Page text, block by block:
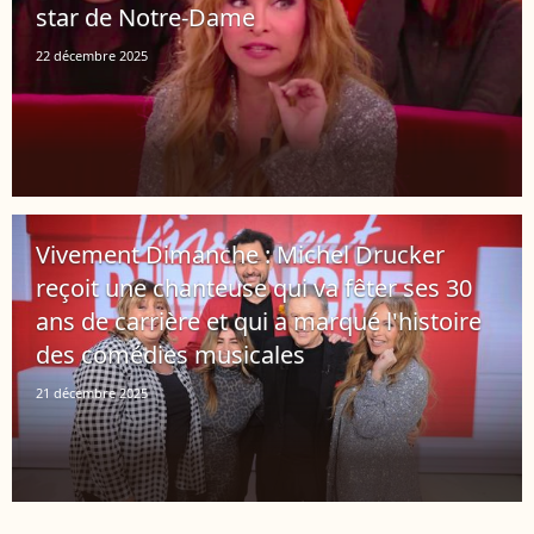
star de Notre-Dame
22 décembre 2025
Vivement Dimanche : Michel Drucker
reçoit une chanteuse qui va fêter ses 30
ans de carrière et qui a marqué l'histoire
des comédies musicales
21 décembre 2025